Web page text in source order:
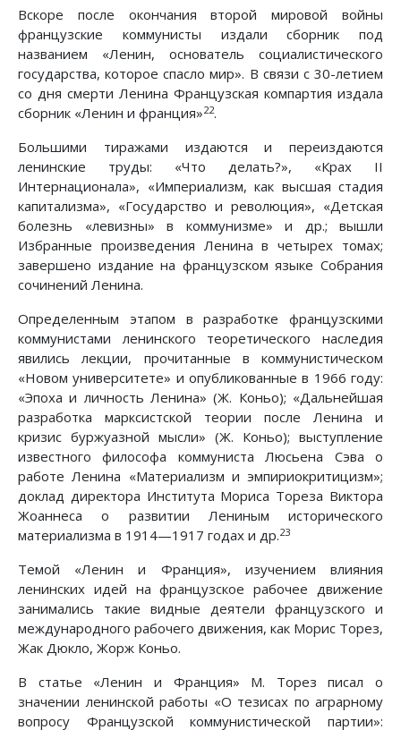
Вскоре после окончания второй мировой войны
французские коммунисты издали сборник под
названием «Ленин, основатель социалистического
государства, которое спасло мир». В связи с 30-летием
со дня смерти Ленина Французская компартия издала
сборник «Ленин и франция»22.
Большими тиражами издаются и переиздаются
ленинские труды: «Что делать?», «Крах II
Интернационала», «Империализм, как высшая стадия
капитализма», «Государство и революция», «Детская
болезнь «левизны» в коммунизме» и др.; вышли
Избранные произведения Ленина в четырех томах;
завершено издание на французском языке Собрания
сочинений Ленина.
Определенным этапом в разработке французскими
коммунистами ленинского теоретического наследия
явились лекции, прочитанные в коммунистическом
«Новом университете» и опубликованные в 1966 году:
«Эпоха и личность Ленина» (Ж. Коньо); «Дальнейшая
разработка марксистской теории после Ленина и
кризис буржуазной мысли» (Ж. Коньо); выступление
известного философа коммуниста Люсьена Сэва о
работе Ленина «Материализм и эмпириокритицизм»;
доклад директора Института Мориса Тореза Виктора
Жоаннеса о развитии Лениным исторического
материализма в 1914—1917 годах и др.23
Темой «Ленин и Франция», изучением влияния
ленинских идей на французское рабочее движение
занимались такие видные деятели французского и
международного рабочего движения, как Морис Торез,
Жак Дюкло, Жорж Коньо.
В статье «Ленин и Франция» М. Торез писал о
значении ленинской работы «О тезисах по аграрному
вопросу Французской коммунистической партии»: